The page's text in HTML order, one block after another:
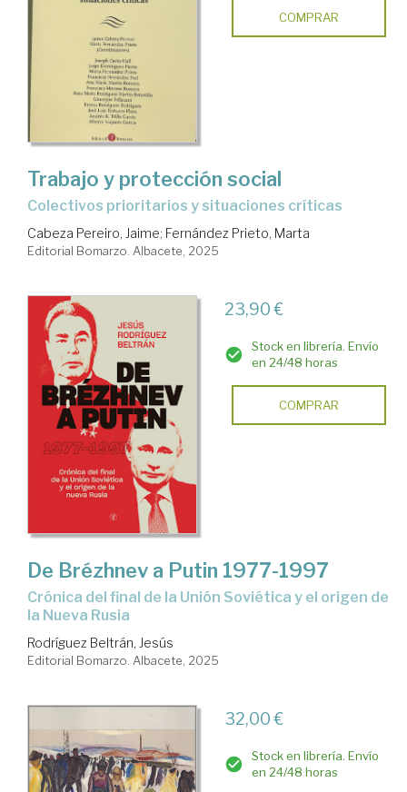
COMPRAR
Trabajo y protección social
colectivos prioritarios y situaciones críticas
Cabeza Pereiro, Jaime; Fernández Prieto, Marta
Editorial Bomarzo. Albacete, 2025
23,90 €
Stock en librería. Envío
en 24/48 horas
COMPRAR
De Brézhnev a Putin 1977-1997
Crónica del final de la Unión Soviética y el origen de
la Nueva Rusia
Rodríguez Beltrán, Jesús
Editorial Bomarzo. Albacete, 2025
32,00 €
Stock en librería. Envío
en 24/48 horas